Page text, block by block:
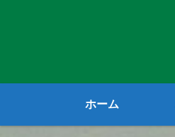
ホーム